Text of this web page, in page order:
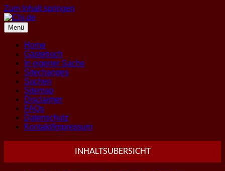
Zum Inhalt springen
Menü
Home
Gästebuch
In eigener Sache
Sitechanges
Suchen
Sitemap
Disclaimer
FAQs
Datenschutz
Kontakt/Impressum
INHALTSUBERSICHT